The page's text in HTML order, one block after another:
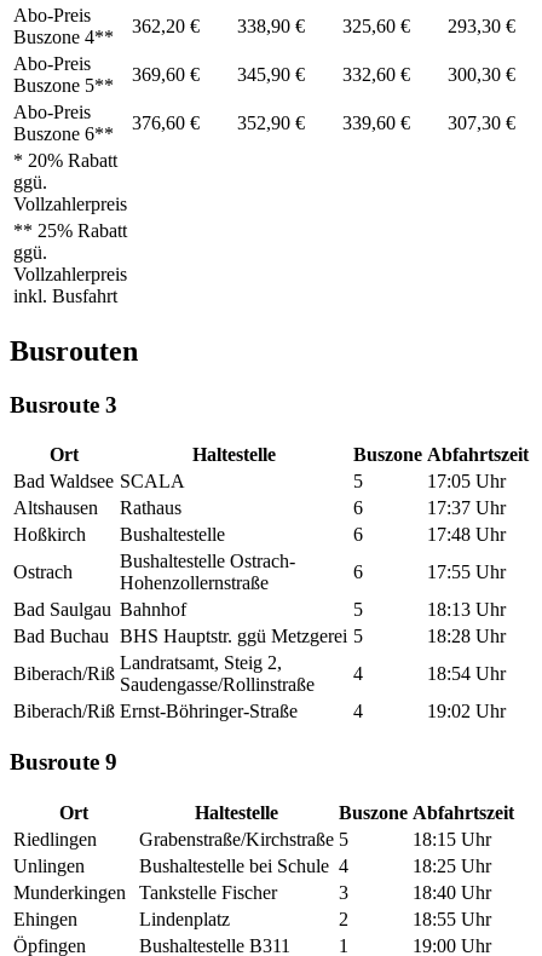
Abo-Preis
Buszone 4**
362,20 € 338,90 € 325,60 €
293,30 €
Abo-Preis
Buszone 5**
369,60 € 345,90 € 332,60 €
300,30 €
Abo-Preis
Buszone 6**
376,60 € 352,90 € 339,60 €
307,30 €
* 20% Rabatt
ggü.
Vollzahlerpreis
** 25% Rabatt
ggü.
Vollzahlerpreis
inkl. Busfahrt
Busrouten
Busroute 3
Ort Haltestelle Buszone Abfahrtszeit
Bad Waldsee SCALA 5
17:05 Uhr
Altshausen
Rathaus 6
17:37 Uhr
Hoßkirch
Bushaltestelle 6
17:48 Uhr
Ostrach
Bushaltestelle Ostrach-
Hohenzollernstraße
6
17:55 Uhr
Bad Saulgau Bahnhof 5
18:13 Uhr
Bad Buchau BHS Hauptstr. ggü Metzgerei 5
18:28 Uhr
Biberach/Riß
Landratsamt, Steig 2,
Saudengasse/Rollinstraße
4
18:54 Uhr
Biberach/Riß Ernst-Böhringer-Straße 4 19:02 Uhr
Busroute 9
Ort Haltestelle Buszone Abfahrtszeit
Riedlingen
Grabenstraße/Kirchstraße 5
18:15 Uhr
Unlingen
Bushaltestelle bei Schule 4
18:25 Uhr
Munderkingen
Tankstelle Fischer 3
18:40 Uhr
Ehingen
Lindenplatz 2
18:55 Uhr
Öpfingen
Bushaltestelle B311 1 19:00 Uhr